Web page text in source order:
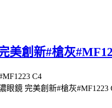
美創新#槍灰
鏡 完美創新#槍灰#MF1223